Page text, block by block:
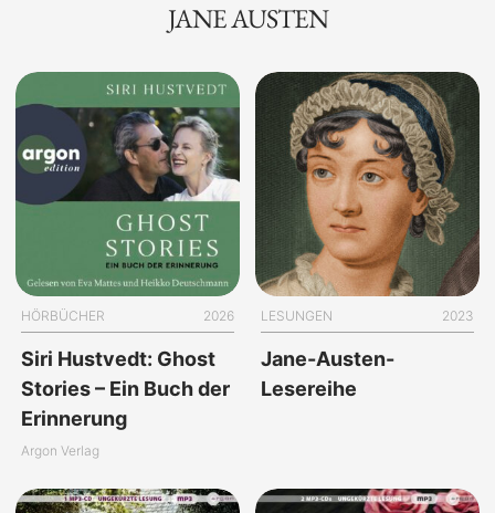
JANE AUSTEN
HÖRBÜCHER 2026
Siri Hustvedt: Ghost
Stories – Ein Buch der
Erinnerung
Argon Verlag
LESUNGEN 2023
Jane-Austen-
Lesereihe